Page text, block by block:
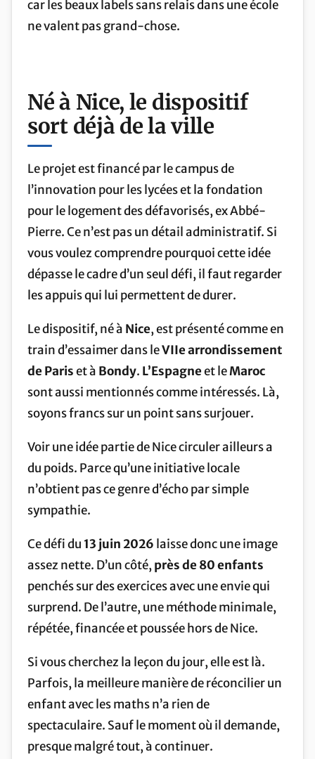
car les beaux labels sans relais dans une école
ne valent pas grand-chose.
Né à Nice, le dispositif
sort déjà de la ville
Le projet est financé par le campus de
l’innovation pour les lycées et la fondation
pour le logement des défavorisés, ex Abbé-
Pierre. Ce n’est pas un détail administratif. Si
vous voulez comprendre pourquoi cette idée
dépasse le cadre d’un seul défi, il faut regarder
les appuis qui lui permettent de durer.
Le dispositif, né à Nice, est présenté comme en
train d’essaimer dans leVIIe arrondissement
de Pariset à Bondy. L’Espagneet leMaroc
sont aussi mentionnés comme intéressés. Là,
soyons francs sur un point sans surjouer.
Voir une idée partie de Nice circuler ailleurs a
du poids. Parce qu’une initiative locale
n’obtient pas ce genre d’écho par simple
sympathie.
Ce défi du 13 juin 2026 laisse donc une image
assez nette. D’un côté, près de 80 enfants
penchés sur des exercices avec une envie qui
surprend. De l’autre, une méthode minimale,
répétée, financée et poussée hors de Nice.
Si vous cherchez la leçon du jour, elle est là.
Parfois, la meilleure manière de réconcilier un
enfant avec les maths n’a rien de
spectaculaire. Sauf le moment où il demande,
presque malgré tout, à continuer.